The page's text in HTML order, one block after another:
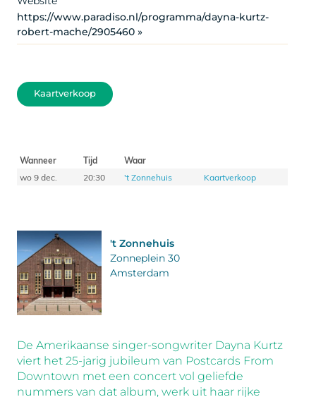
https://www.paradiso.nl/programma/dayna-kurtz-
robert-mache/2905460 »
Kaartverkoop
Wanneer Tijd
Waar
wo 9 dec.
20:30 't Zonnehuis Kaartverkoop
't Zonnehuis
Zonneplein 30
Amsterdam
De Amerikaanse singer-songwriter Dayna Kurtz
viert het 25-jarig jubileum van Postcards From
Downtown met een concert vol geliefde
nummers van dat album, werk uit haar rijke